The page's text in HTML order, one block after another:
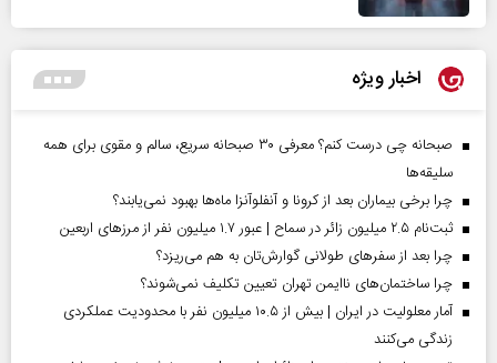
اخبار ویژه
صبحانه چی درست کنم؟ معرفی ۳۰ صبحانه سریع، سالم و مقوی برای همه
سلیقه‌ها
چرا برخی بیماران بعد از کرونا و آنفلوآنزا ماه‌ها بهبود نمی‌یابند؟
ثبت‌نام ۲.۵ میلیون زائر در سماح | عبور ۱.۷ میلیون نفر از مرز‌های اربعین
چرا بعد از سفرهای طولانی گوارش‌تان به هم می‌ریزد؟
چرا ساختمان‌های ناایمن تهران تعیین تکلیف نمی‌شوند؟
آمار معلولیت در ایران | بیش از ۱۰.۵ میلیون نفر با محدودیت عملکردی
زندگی می‌کنند